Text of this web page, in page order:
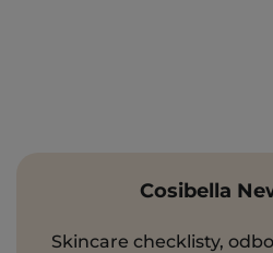
Cosibella
Skincare checklisty,